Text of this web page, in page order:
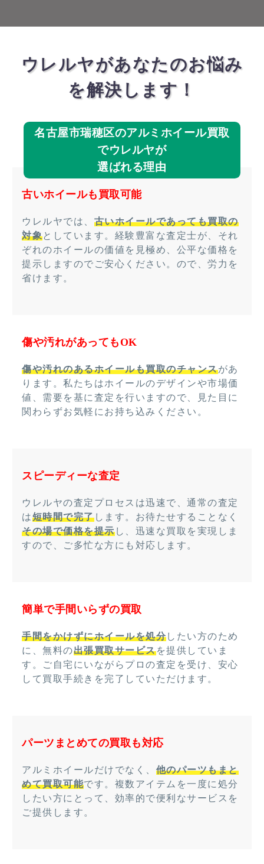
ウレルヤがあなたのお悩み
を解決します！
名古屋市瑞穂区のアルミホイール買取
でウレルヤが
選ばれる理由
古いホイールも買取可能
ウレルヤでは、 古いホイールであっても買取の
対象としています。経験豊富な査定士が、それ
ぞれのホイールの価値を見極め、公平な価格を
提示しますのでご安心ください。ので、労力を
省けます。
傷や汚れがあってもOK
傷や汚れのあるホイールも買取のチャンスがあ
ります。私たちはホイールのデザインや市場価
値、需要を基に査定を行いますので、見た目に
関わらずお気軽にお持ち込みください。
スピーディーな査定
ウレルヤの査定プロセスは迅速で、通常の査定
は短時間で完了します。お待たせすることなく
その場で価格を提示し、迅速な買取を実現しま
すので、ご多忙な方にも対応します。
簡単で手間いらずの買取
手間をかけずにホイールを処分したい方のため
に、無料の出張買取サービスを提供していま
す。ご自宅にいながらプロの査定を受け、安心
して買取手続きを完了していただけます。
パーツまとめての買取も対応
アルミホイールだけでなく、 他のパーツもまと
めて買取可能です。複数アイテムを一度に処分
したい方にとって、効率的で便利なサービスを
ご提供します。